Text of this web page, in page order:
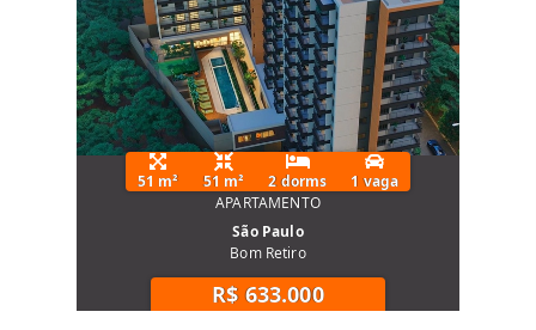
51 m² 51 m² 2 dorms
1 vaga
APARTAMENTO
São Paulo
Bom Retiro
R$ 633.000